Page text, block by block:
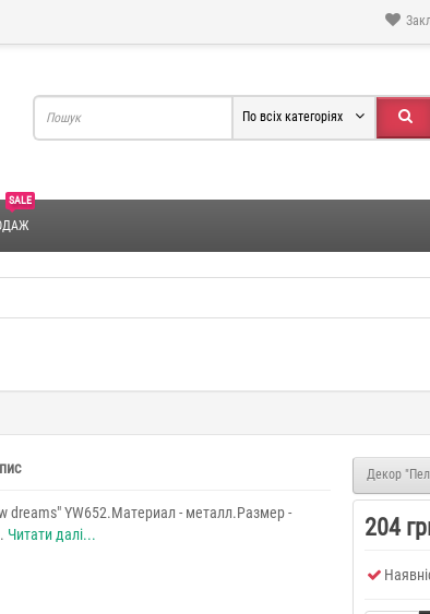
По всіх категоріях
SALE
dreams" YW652.Материал - металл.Размер -
Читати далі...
Декор
204